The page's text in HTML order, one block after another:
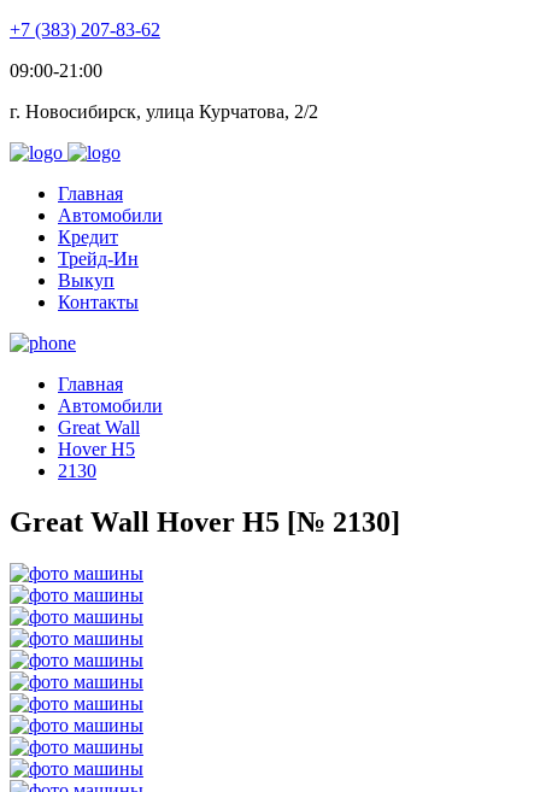
+7 (383) 207-83-62
09:00-21:00
г. Новосибирск, улица Курчатова, 2/2
Главная
Автомобили
Кредит
Трейд-Ин
Выкуп
Контакты
Главная
Автомобили
Great Wall
Hover H5
2130
Great Wall Hover H5 [№ 2130]